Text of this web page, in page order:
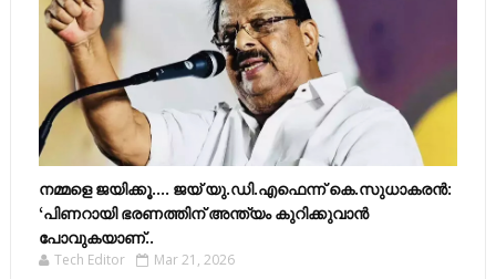
നമ്മളെ ജയിക്കൂ.... ജയ് യു.ഡി.എഫെന്ന് കെ.സുധാകരൻ:
‘പിണറായി ഭരണത്തിന് അന്ത്യം കുറിക്കുവാൻ
പോവുകയാണ്..
Tech Editor Mar 21, 2026